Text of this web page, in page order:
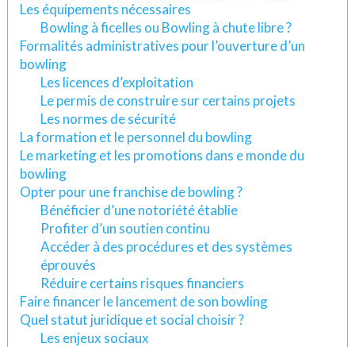
Les équipements nécessaires
Bowling à ficelles ou Bowling à chute libre ?
Formalités administratives pour l’ouverture d’un
bowling
Les licences d’exploitation
Le permis de construire sur certains projets
Les normes de sécurité
La formation et le personnel du bowling
Le marketing et les promotions dans e monde du
bowling
Opter pour une franchise de bowling ?
Bénéficier d’une notoriété établie
Profiter d’un soutien continu
Accéder à des procédures et des systèmes
éprouvés
Réduire certains risques financiers
Faire financer le lancement de son bowling
Quel statut juridique et social choisir ?
Les enjeux sociaux